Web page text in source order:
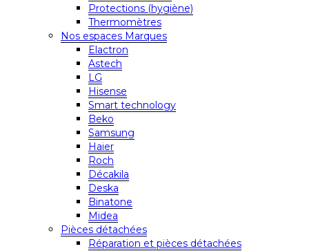
Protections (hygiène)
Thermomètres
Nos espaces Marques
Elactron
Astech
LG
Hisense
Smart technology
Beko
Samsung
Haier
Roch
Décakila
Deska
Binatone
Midea
Pièces détachées
Réparation et pièces détachées